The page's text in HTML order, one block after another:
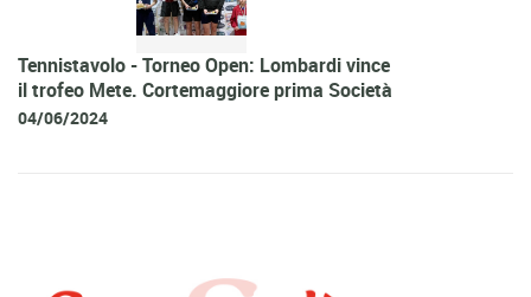
Tennistavolo - Torneo Open: Lombardi vince
il trofeo Mete. Cortemaggiore prima Società
04/06/2024